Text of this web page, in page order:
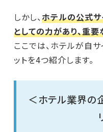
しかし、ホテルの公式サ
としての力があり、重
ここでは、ホテルが自
ットを4つ紹介します。
＜ホテル業界の